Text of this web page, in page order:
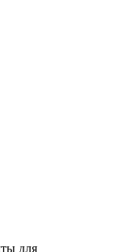
для